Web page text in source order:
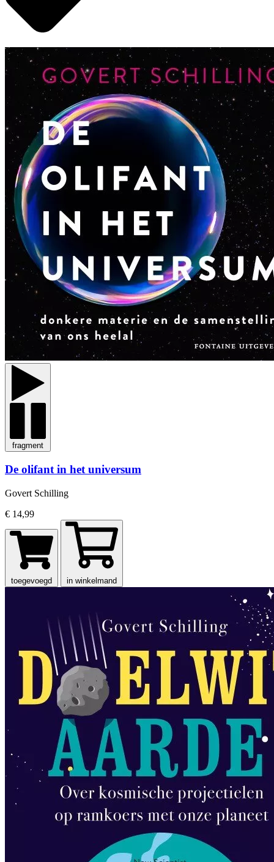
fragment
De olifant in het universum
Govert Schilling
€ 14,99
toegevoegd in winkelmand